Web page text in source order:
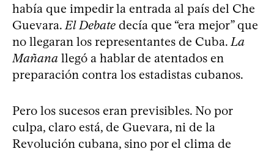
había que impedir la entrada al país del Che
Guevara. El Debate decía que “era mejor” que
no llegaran los representantes de Cuba. La
Mañana llegó a hablar de atentados en
preparación contra los estadistas cubanos.
Pero los sucesos eran previsibles. No por
culpa, claro está, de Guevara, ni de la
Revolución cubana, sino por el clima de